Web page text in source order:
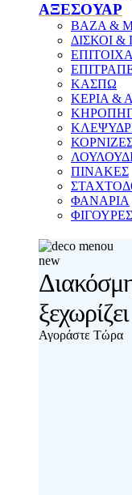
ΑΞΕΣΟΥΑΡ
ΒΑΖΑ &
ΔΙΣΚΟΙ &
ΚΑΣΠΩ
ΚΕΡΙΑ &
ΠΙΝΑΚΕΣ
ΦΑΝΑΡΙΑ
ΦΙΓΟΥΡΕΣ
new
ξεχωρίζει
Αγοράστε Τώρα